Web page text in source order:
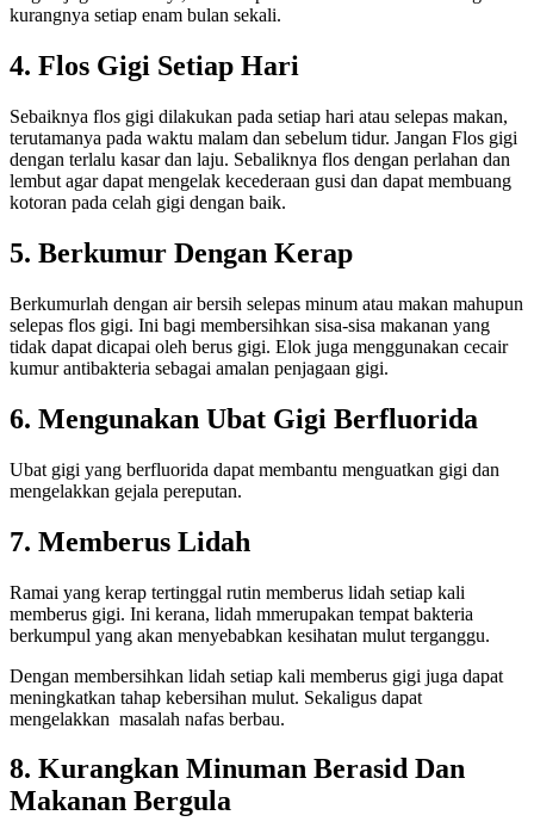
kurangnya setiap enam bulan sekali.
4. Flos Gigi Setiap Hari
Sebaiknya flos gigi dilakukan pada setiap hari atau selepas makan,
terutamanya pada waktu malam dan sebelum tidur. Jangan Flos gigi
dengan terlalu kasar dan laju. Sebaliknya flos dengan perlahan dan
lembut agar dapat mengelak kecederaan gusi dan dapat membuang
kotoran pada celah gigi dengan baik.
5. Berkumur Dengan Kerap
Berkumurlah dengan air bersih selepas minum atau makan mahupun
selepas flos gigi. Ini bagi membersihkan sisa-sisa makanan yang
tidak dapat dicapai oleh berus gigi. Elok juga menggunakan cecair
kumur antibakteria sebagai amalan penjagaan gigi.
6. Mengunakan Ubat Gigi Berfluorida
Ubat gigi yang berfluorida dapat membantu menguatkan gigi dan
mengelakkan gejala pereputan.
7. Memberus Lidah
Ramai yang kerap tertinggal rutin memberus lidah setiap kali
memberus gigi. Ini kerana, lidah mmerupakan tempat bakteria
berkumpul yang akan menyebabkan kesihatan mulut terganggu.
Dengan membersihkan lidah setiap kali memberus gigi juga dapat
meningkatkan tahap kebersihan mulut. Sekaligus dapat
mengelakkan masalah nafas berbau.
8. Kurangkan Minuman Berasid Dan
Makanan Bergula